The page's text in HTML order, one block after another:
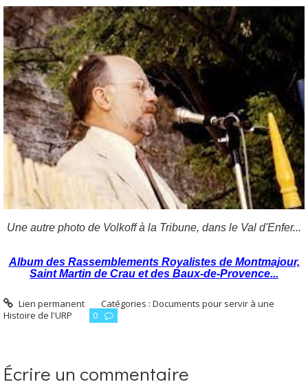
Une autre photo de Volkoff à la Tribune, dans le Val d'Enfer...
Album des Rassemblements Royalistes de Montmajour,
Saint Martin de Crau et des Baux-de-Provence...
Lien permanent Catégories :Documents pour servir à une
Histoire de l'URP
0
Écrire un commentaire